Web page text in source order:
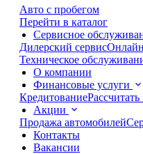
Авто с пробегом
Перейти в каталог
Сервисное
Дилерский сервисОнлайн
Техническое
О компании
Финансовые услуги
Кредитование
Акции
Продажа автомобилей
Контакты
Вакансии